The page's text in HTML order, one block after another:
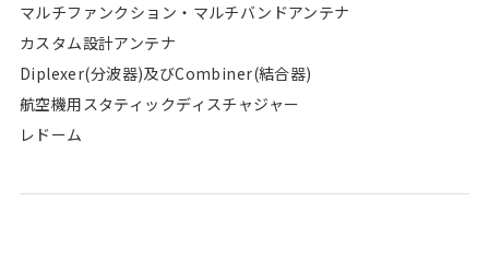
マルチファンクション・マルチバンドアンテナ
カスタム設計アンテナ
Diplexer(分波器)及びCombiner(結合器)
航空機用スタティックディスチャジャー
レドーム